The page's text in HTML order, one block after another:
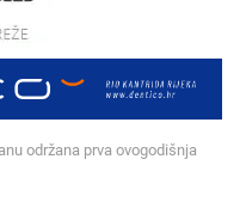
održana prva ovogodišnja